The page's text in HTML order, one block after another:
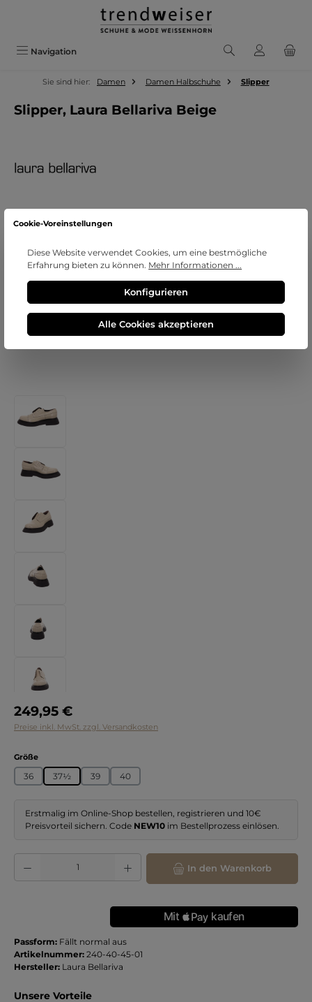
Zum Hauptinhalt springen
Navigation
Sie sind hier: Damen Damen Halbschuhe Slipper
Slipper, Laura Bellariva Beige
Regulärer Preis:
249,95 €
Preise inkl. MwSt. zzgl. Versandkosten
Größeauswählen
36 37½ 39 40
Erstmalig im Online-Shop bestellen, registrieren und 10€
Preisvorteil sichern. Code NEW10 im Bestellprozess einlösen.
Produkt Anzahl: Gib den gewünschten Wert ein oder benutze die
In den Warenkorb
Passform: Fällt normal aus
Artikelnummer: 240-40-45-01
Hersteller: Laura Bellariva
Unsere Vorteile
Cookie-Voreinstellungen
Diese Website verwendet Cookies, um eine bestmögliche
Erfahrung bieten zu können. Mehr Informationen ...
Konfigurieren
Alle Cookies akzeptieren